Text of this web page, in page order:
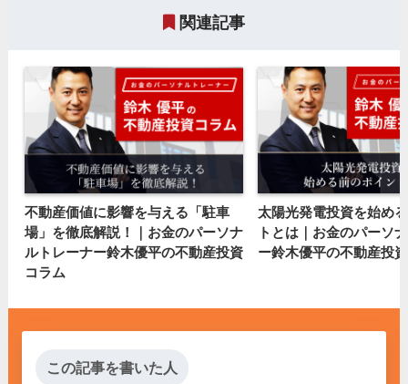
関連記事
不動産価値に影響を与える「駐車
場」を徹底解説！｜お金のパーソナ
ルトレーナー鈴木優平の不動産投資
コラム
太陽光発電投資を始め
トとは｜お金のパーソ
ー鈴木優平の不動産投
この記事を書いた人